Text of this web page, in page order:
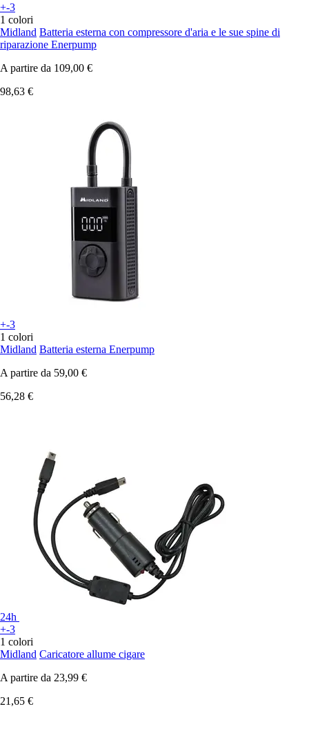
+-3
1 colori
Midland Batteria esterna con compressore d'aria e le sue spine di
riparazione Enerpump
A partire da 109,00 €
98,63 €
+-3
1 colori
Midland Batteria esterna Enerpump
A partire da 59,00 €
56,28 €
24h
+-3
1 colori
Midland Caricatore allume cigare
A partire da 23,99 €
21,65 €